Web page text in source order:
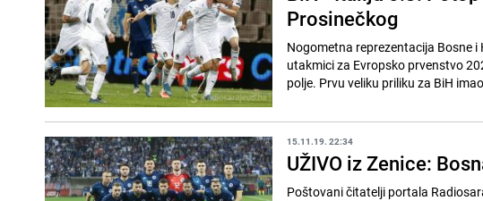
Prosinečkog
Nogometna reprezentacija Bosne
utakmici za Evropsko prvenstvo
polje. Prvu veliku priliku za BiH
15.11.19. 22:34
UŽIVO iz Zenice:
Poštovani čitatelji portala